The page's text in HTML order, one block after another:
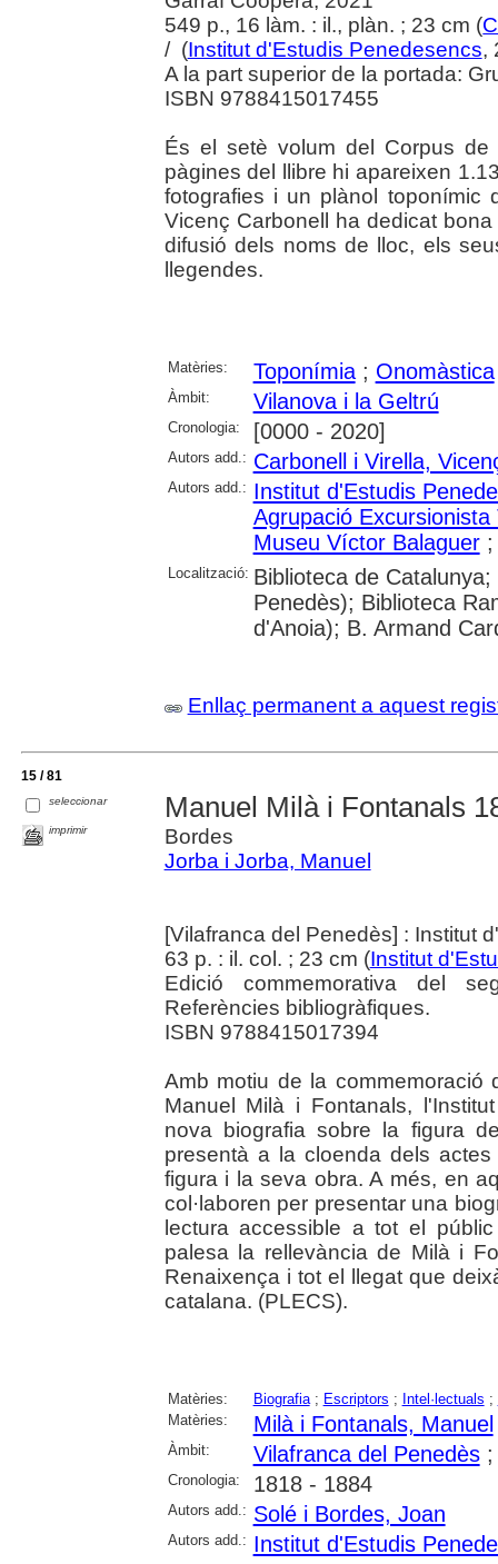
549 p., 16 làm. : il., plàn. ; 23 cm (
/ (Institut d'Estudis Penedesencs,
A la part superior de la portada:
ISBN 9788415017455
És el setè volum del Corpus
pàgines del llibre hi apareixen
fotografies i un plànol toponímic
Vicenç Carbonell ha dedicat
difusió dels noms de lloc, els
llegendes.
Matèries: Toponímia; Onomàstica
Àmbit: Vilanova i la Geltrú
Cronologia: [0000 - 2020]
Autors add.: Carbonell i Virella,
Autors add.: Institut d'Estudis
Agrupació Excursionista
Museu Víctor Balaguer
Localització: Biblioteca de
Penedès); Biblioteca
d'Anoia); B. Armand
Enllaç permanent a aquest
15 / 81
seleccionar
imprimir
Manuel Milà i Fontanals
Bordes
Jorba i Jorba, Manuel
[Vilafranca del Penedès] : Institut
63 p. : il. col. ; 23 cm (Institut
Edició commemorativa del
Referències bibliogràfiques.
ISBN 9788415017394
Amb motiu de la commemoració
Manuel Milà i Fontanals,
nova biografia sobre la figura
presentà a la cloenda dels
figura i la seva obra. A més, en
col·laboren per presentar una
lectura accessible a tot el
palesa la rellevància de Milà i
Renaixença i tot el llegat que
catalana. (PLECS).
Matèries: Biografia; Escriptors ; Intel·lectuals ;
Matèries:
Milà i Fontanals, Manuel
Àmbit: Vilafranca del Penedès
Cronologia: 1818 - 1884
Autors add.: Solé i Bordes, Joan
Autors add.: Institut d'Estudis